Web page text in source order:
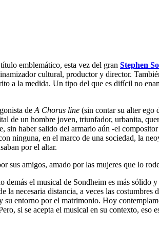
emblemático, esta vez del gran Stephen
cultural, productor y director.
a la medida. Un tipo del que es difícil no
deA Chorus line (sin contar su alter ego
de un hombre joven, triunfador, urbanita,
haber salido del armario aún -el
ninguna, en el marco de una sociedad, la
por el altar.
amigos, amado por las mujeres que lo
demás el musical de Sondheim es más sólido
necesaria distancia, a veces las costumbres
entorno por el matrimonio. Hoy
si se acepta el musical en su contexto,